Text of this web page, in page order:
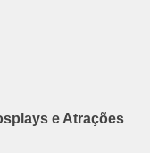
e Atrações